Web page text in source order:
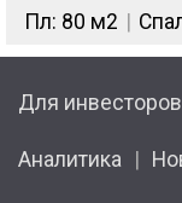
Пл: 80 м2
Для инвесторов
Аналитика